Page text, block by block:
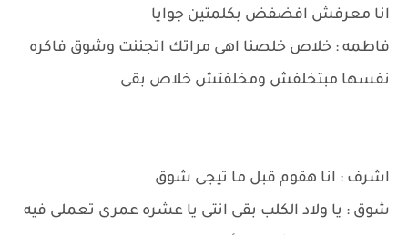
انا معرفش افضفض بكلمتين جوايا
فاطمه : خلاص خلصنا اهى مراتك اتجننت وشوق فاكره
نفسها مبتخلفش ومخلفتش خلاص بقى
اشرف : انا هقوم قبل ما تيجى شوق
شوق : يا ولاد الكلب بقى انتى يا عشره عمرى تعملى فيه